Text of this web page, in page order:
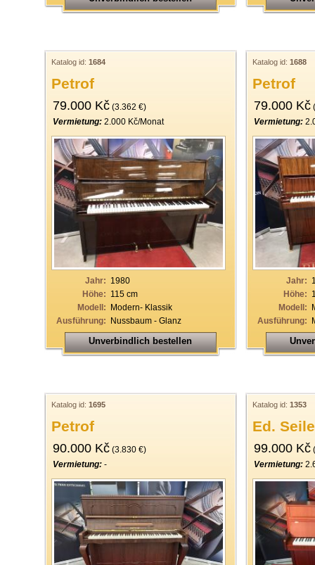
24
27
28
29
30
31
32
33
35
39
40
Katalog id: 1684
Petrof
79.000 Kč (3.362 €)
Vermietung: 2.000 Kč/Monat
Jahr: 1980
Höhe: 115 cm
Modell: Modern- Klassik
Ausführung: Nussbaum - Glanz
Unverbindlich bestellen
Katalog id: 1688
Petrof
79.000 Kč
Vermietung:
Jahr:
Höhe:
Modell:
Ausführung:
Katalog id: 1695
Petrof
90.000 Kč (3.830 €)
Vermietung: -
Katalog id: 1353
Ed.
99.000 Kč
Vermietung: